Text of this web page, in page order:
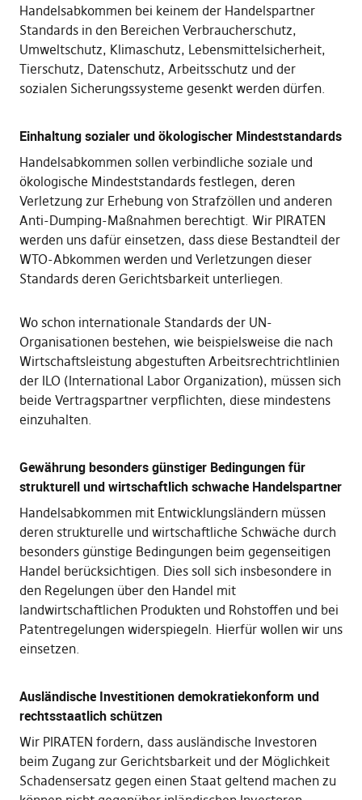
Handelsabkommen bei keinem der Handelspartner
Standards in den Bereichen Verbraucherschutz,
Umweltschutz, Klimaschutz, Lebensmittelsicherheit,
Tierschutz, Datenschutz, Arbeitsschutz und der
sozialen Sicherungssysteme gesenkt werden dürfen.
Einhaltung sozialer und ökologischer Mindeststandards
Handelsabkommen sollen verbindliche soziale und
ökologische Mindeststandards festlegen, deren
Verletzung zur Erhebung von Strafzöllen und anderen
Anti-Dumping-Maßnahmen berechtigt. Wir PIRATEN
werden uns dafür einsetzen, dass diese Bestandteil der
WTO-Abkommen werden und Verletzungen dieser
Standards deren Gerichtsbarkeit unterliegen.
Wo schon internationale Standards der UN-
Organisationen bestehen, wie beispielsweise die nach
Wirtschaftsleistung abgestuften Arbeitsrechtrichtlinien
der ILO (International Labor Organization), müssen sich
beide Vertragspartner verpflichten, diese mindestens
einzuhalten.
Gewährung besonders günstiger Bedingungen für
strukturell und wirtschaftlich schwache Handelspartner
Handelsabkommen mit Entwicklungsländern müssen
deren strukturelle und wirtschaftliche Schwäche durch
besonders günstige Bedingungen beim gegenseitigen
Handel berücksichtigen. Dies soll sich insbesondere in
den Regelungen über den Handel mit
landwirtschaftlichen Produkten und Rohstoffen und bei
Patentregelungen widerspiegeln. Hierfür wollen wir uns
einsetzen.
Ausländische Investitionen demokratiekonform und
rechtsstaatlich schützen
Wir PIRATEN fordern, dass ausländische Investoren
beim Zugang zur Gerichtsbarkeit und der Möglichkeit
Schadensersatz gegen einen Staat geltend machen zu